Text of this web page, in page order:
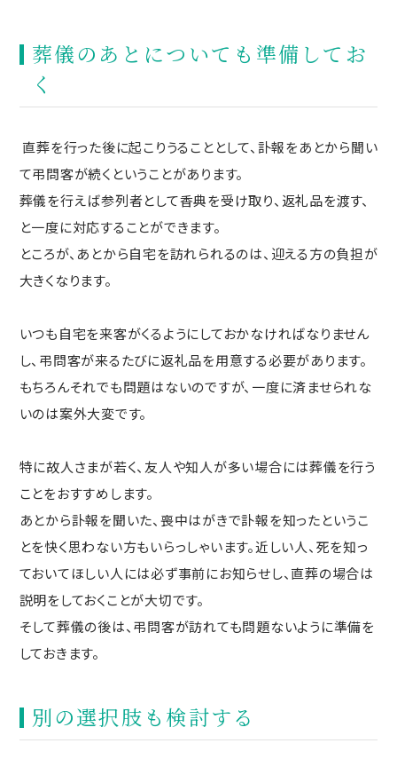
葬儀のあとについても準備してお
く
直葬を行った後に起こりうることとして、訃報をあとから聞い
て弔問客が続くということがあります。
葬儀を行えば参列者として香典を受け取り、返礼品を渡す、
と一度に対応することができます。
ところが、あとから自宅を訪れられるのは、迎える方の負担が
大きくなります。
いつも自宅を来客がくるようにしておかなければなりません
し、弔問客が来るたびに返礼品を用意する必要があります。
もちろんそれでも問題はないのですが、一度に済ませられな
いのは案外大変です。
特に故人さまが若く、友人や知人が多い場合には葬儀を行う
ことをおすすめします。
あとから訃報を聞いた、喪中はがきで訃報を知ったというこ
とを快く思わない方もいらっしゃいます。近しい人、死を知っ
ておいてほしい人には必ず事前にお知らせし、直葬の場合は
説明をしておくことが大切です。
そして葬儀の後は、弔問客が訪れても問題ないように準備を
しておきます。
別の選択肢も検討する